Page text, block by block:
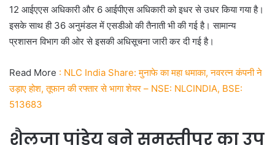
12 आईएएस अधिकारी और 6 आईपीएस अधिकारी को इधर से उधर किया गया है।
इसके साथ ही 36 अनुमंडल में एसडीओ की तैनाती भी की गई है। सामान्य
प्रशासन विभाग की ओर से इसकी अधिसूचना जारी कर दी गई है।
Read More : NLC India Share: मुनाफे का महा धमाका, नवरत्न कंपनी ने
उड़ाए होश, तूफान की रफ्तार से भागा शेयर – NSE: NLCINDIA, BSE:
513683
शैलजा पांडेय बने समस्तीपुर का उप